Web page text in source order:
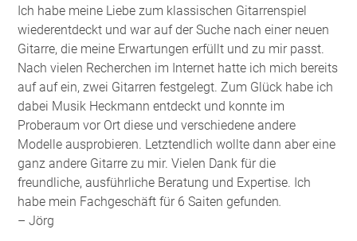
Ich habe meine Liebe zum klassischen Gitarrenspiel
wiederentdeckt und war auf der Suche nach einer neuen
Gitarre, die meine Erwartungen erfüllt und zu mir passt.
Nach vielen Recherchen im Internet hatte ich mich bereits
auf auf ein, zwei Gitarren festgelegt. Zum Glück habe ich
dabei Musik Heckmann entdeckt und konnte im
Proberaum vor Ort diese und verschiedene andere
Modelle ausprobieren. Letztendlich wollte dann aber eine
ganz andere Gitarre zu mir. Vielen Dank für die
freundliche, ausführliche Beratung und Expertise. Ich
habe mein Fachgeschäft für 6 Saiten gefunden.
– Jörg